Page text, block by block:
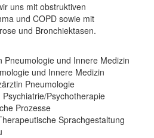
uns mit obstruktiven
und COPD sowie mit
und Bronchiektasen.
Pneumologie und Innere Medizin
und Innere Medizin
Pneumologie
Psychotherapie
Prozesse
Sprachgestaltung